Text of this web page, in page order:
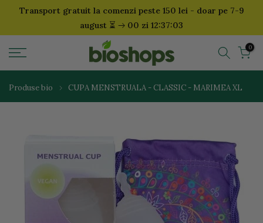
SariTransport gratuit la comenzi peste 150 lei - doar pe 7-9
august ⏳ 00 zi 12:37:02
0
Produse bio CUPA MENSTRUALA - CLASSIC - MARIMEA XL